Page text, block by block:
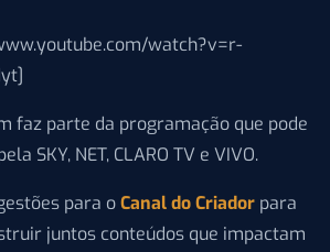
watch?v=r-
faz parte da programação que pode
SKY, NET, CLARO TV e VIVO.
para oCanal do Criador para
juntos conteúdos que impactam